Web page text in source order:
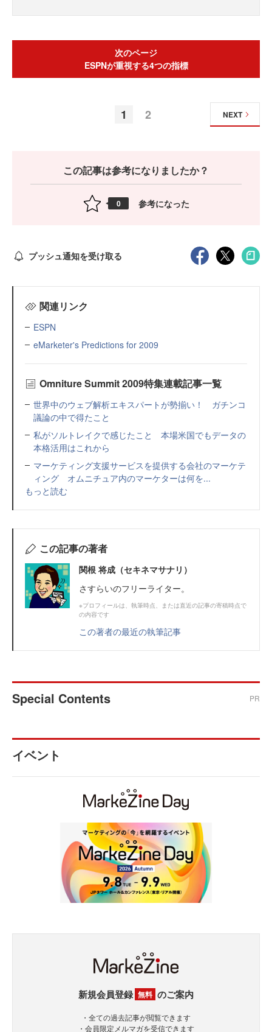
次のページ
ESPNが重視する4つの指標
1 2 NEXT
この記事は参考になりましたか？
0 参考になった
プッシュ通知を受け取る
関連リンク
ESPN
eMarketer's Predictions for 2009
Omniture Summit 2009特集連載記事一覧
世界中のウェブ解析エキスパートが勢揃い！ ガチンコ
議論の中で得たこと
私がソルトレイクで感じたこと 本場米国でもデータの
本格活用はこれから
マーケティング支援サービスを提供する会社のマーケテ
ィング オムニチュア内のマーケターは何を...
もっと読む
この記事の著者
関根 将成（セキネマサナリ）
さすらいのフリーライター。
※プロフィールは、執筆時点、または直近の記事の寄稿時点で
の内容です
この著者の最近の執筆記事
Special Contents PR
イベント
新規会員登録 無料 のご案内
・全ての過去記事が閲覧できます
・会員限定メルマガを受信できます